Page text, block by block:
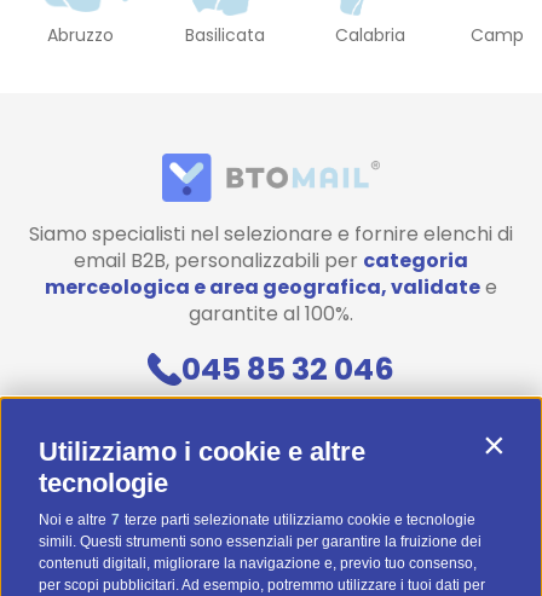
Utilizziamo i cookie e altre
tecnologie
Noi e altre 7 terze parti selezionate utilizziamo cookie e tecnologie
simili. Questi strumenti sono essenziali per garantire la fruizione dei
contenuti digitali, migliorare la navigazione e, previo tuo consenso,
per scopi pubblicitari. Ad esempio, potremmo utilizzare i tuoi dati per
Abruzzo Basilicata Calabria
Siamo specialisti nel selezionare e fornire elenchi di
email B2B, personalizzabili per categoria
merceologica e area geografica, validatee
garantite al 100%.
045 85 32 046
Diventa uno di noi! (Posizioni aperte)
Preventivo Personalizzato
BTOMAIL Pro